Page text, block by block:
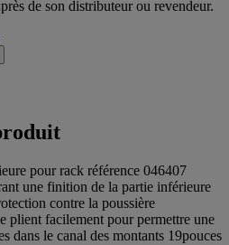
de son distributeur ou revendeur.
pour rack référence 046407
une finition de la partie inférieure
contre la poussière
plient facilement pour permettre une
dans le canal des montants 19pouces